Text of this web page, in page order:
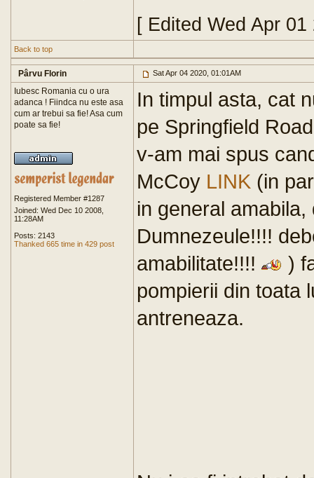
[ Edited Wed Apr
Back to top
Pârvu Florin Sat Apr 04 2020, 01:01AM
Iubesc Romania cu o ura
adanca ! Fiindca nu este asa
cum ar trebui sa fie! Asa cum
poate sa fie!
Registered Member #1287
Joined: Wed Dec 10 2008,
11:28AM
Posts: 2143
Thanked 665 time in 429 post
In timpul asta, cat
pe Springfield
v-am mai spus
McCoy LINK (in
in general
Dumnezeule!!!!
amabilitate!!!!
)
pompierii din toata
antreneaza.